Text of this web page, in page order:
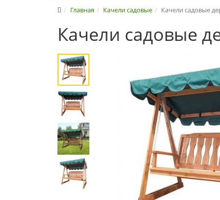
Главная Качели садовые Качели садовые
Качели садовые